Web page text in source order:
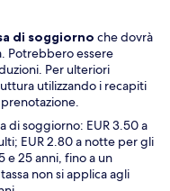
di soggiorno che dovrà
Potrebbero essere
Per ulteriori
utilizzando i recapiti
di soggiorno: EUR 3.50 a
EUR 2.80 a notte per gli
e 25 anni, fino a un
non si applica agli